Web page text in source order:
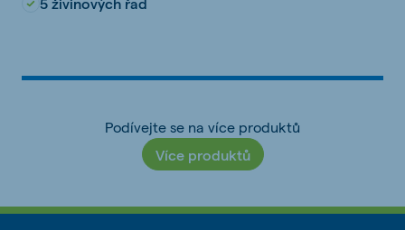
Podívejte se na více produktů
Více produktů